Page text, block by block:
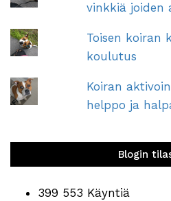
vinkkiä joiden
Toisen koiran
koulutus
Koiran
helppo ja
Blogin
399 553 Käyntiä